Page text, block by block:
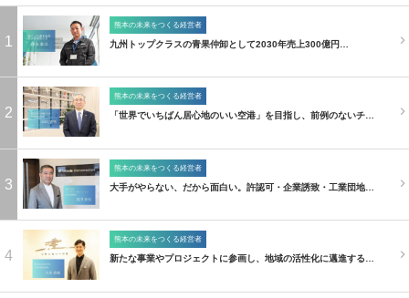
1
熊本の未来をつくる経営者
九州トップクラスの青果仲卸として2030年売上300億円…
2
熊本の未来をつくる経営者
「世界でいちばん居心地のいい空港」を目指し、前例のないチ…
3
熊本の未来をつくる経営者
大手がやらない、だから面白い。許認可・企業誘致・工業団地…
4
熊本の未来をつくる経営者
新たな事業やプロジェクトに参画し、地域の活性化に邁進する…